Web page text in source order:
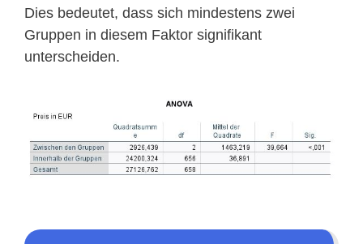
Dies bedeutet, dass sich mindestens zwei
Gruppen in diesem Faktor signifikant
unterscheiden.